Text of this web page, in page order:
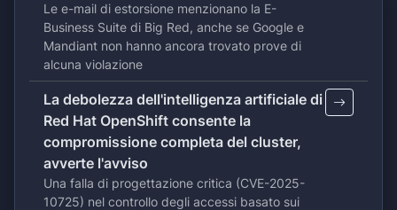
Le e-mail di estorsione menzionano la E-
Business Suite di Big Red, anche se Google e
Mandiant non hanno ancora trovato prove di
alcuna violazione
La debolezza dell'intelligenza artificiale di
Red Hat OpenShift consente la
compromissione completa del cluster,
avverte l'avviso
Una falla di progettazione critica (CVE-2025-
10725) nel controllo degli accessi basato sui